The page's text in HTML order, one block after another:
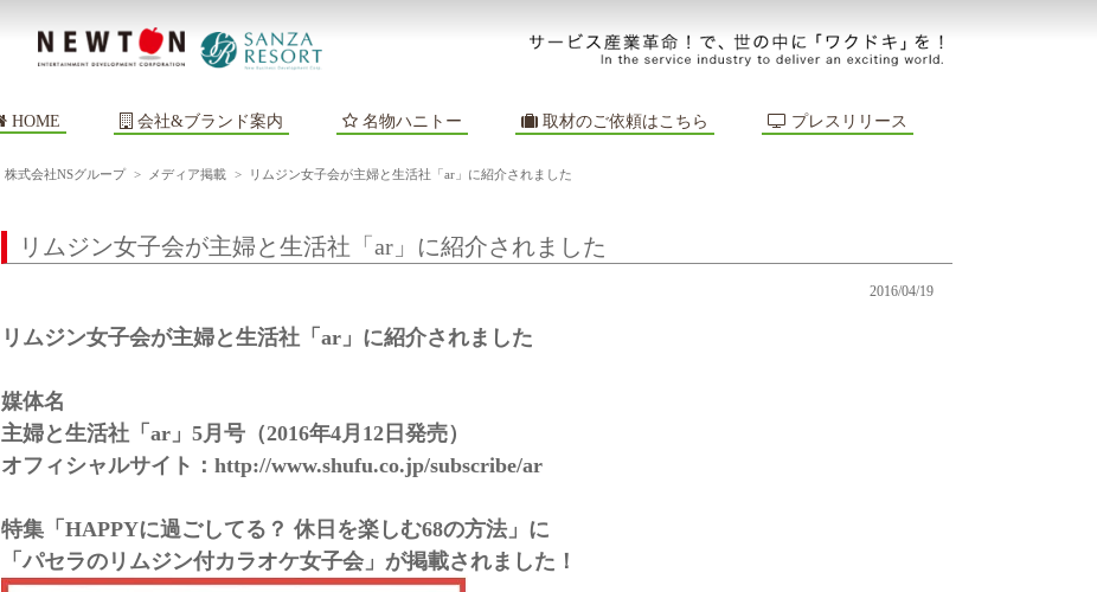
HOME 会社&ブランド案内 名物ハニトー 取材のご依頼はこちら プレスリリース
株式会社NSグループ > メディア掲載 > リムジン女子会が主婦と生活社「ar」に紹介されました
リムジン女子会が主婦と生活社「ar」に紹介されました
2016/04/19
リムジン女子会が主婦と生活社「ar」に紹介されました
媒体名
主婦と生活社「ar」5月号（2016年4月12日発売）
オフィシャルサイト： http://www.shufu.co.jp/subscribe/ar
特集「HAPPYに過ごしてる？ 休日を楽しむ68の方法」に
「パセラのリムジン付カラオケ女子会」が掲載されました！